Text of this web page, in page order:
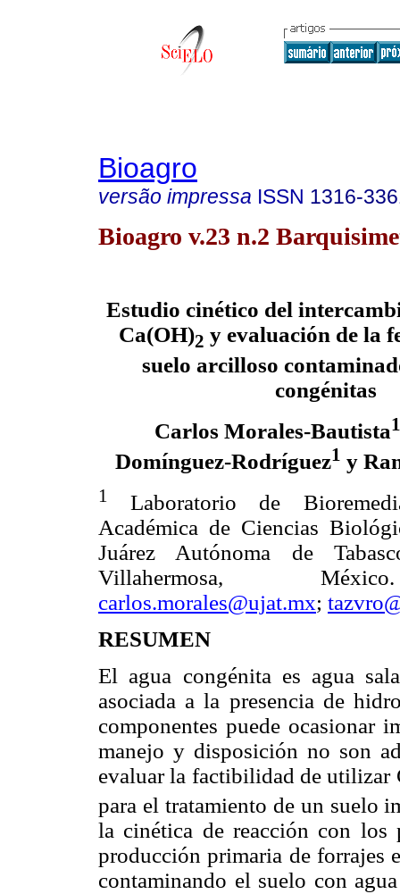
Bioagro
versão impressa ISSN 1316-
Bioagro v.23 n.2
Estudio cinético del
Ca(OH)2 y evaluación de la
suelo arcilloso
congénitas
Carlos Morales-Bautista1
Domínguez-Rodríguez1 y
1 Laboratorio de
Académica de Ciencias
Juárez Autónoma de
Villahermosa,
carlos.morales@ujat.mx;
RESUMEN
El agua congénita es agua
asociada a la presencia de
componentes puede ocasionar
manejo y disposición no son
evaluar la factibilidad de utilizar
para el tratamiento de un suelo
la cinética de reacción con los
producción primaria de forrajes
contaminando el suelo con